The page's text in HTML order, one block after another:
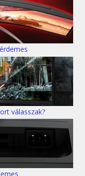
válasszak?